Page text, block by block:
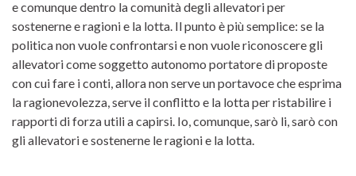
e comunque dentro la comunità degli allevatori per
sostenerne e ragioni e la lotta. Il punto è più semplice: se la
politica non vuole confrontarsi e non vuole riconoscere gli
allevatori come soggetto autonomo portatore di proposte
con cui fare i conti, allora non serve un portavoce che esprima
la ragionevolezza, serve il conflitto e la lotta per ristabilire i
rapporti di forza utili a capirsi. Io, comunque, sarò li, sarò con
gli allevatori e sostenerne le ragioni e la lotta.